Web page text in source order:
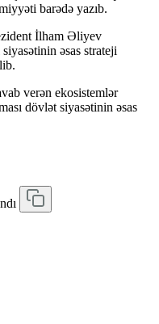
barədə yazıb.
İlham Əliyev
əsas strateji
verən ekosistemlər
dövlət siyasətinin əsas